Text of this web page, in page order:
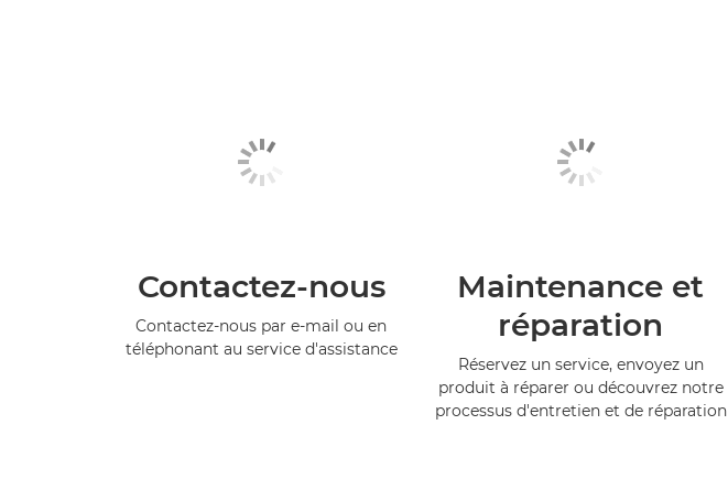
Contactez-nous
Contactez-nous par e-mail ou en
téléphonant au service d'assistance
Maintenance et
réparation
Réservez un service, envoyez un
produit à réparer ou découvrez notre
processus d'entretien et de réparation